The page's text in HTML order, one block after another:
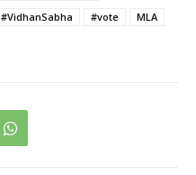
#VidhanSabha #vote
MLA